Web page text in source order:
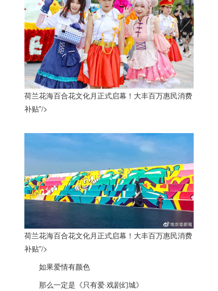
荷兰花海百合花文化月正式启幕！大丰百万惠民消费
补贴”/>
荷兰花海百合花文化月正式启幕！大丰百万惠民消费
补贴”/>
如果爱情有颜色
那么一定是《只有爱·戏剧幻城》